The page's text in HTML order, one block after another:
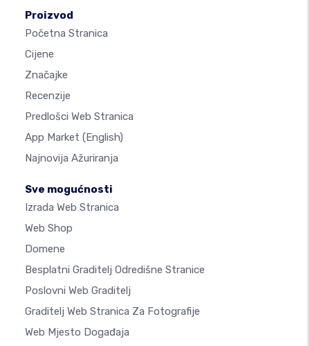
Proizvod
Početna Stranica
Cijene
Značajke
Recenzije
Predlošci Web Stranica
App Market (English)
Najnovija Ažuriranja
Sve mogućnosti
Izrada Web Stranica
Web Shop
Domene
Besplatni Graditelj Odredišne Stranice
Poslovni Web Graditelj
Graditelj Web Stranica Za Fotografije
Web Mjesto Događaja